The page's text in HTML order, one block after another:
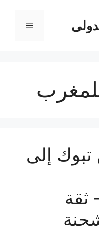
القائمة
إلى
ثقة